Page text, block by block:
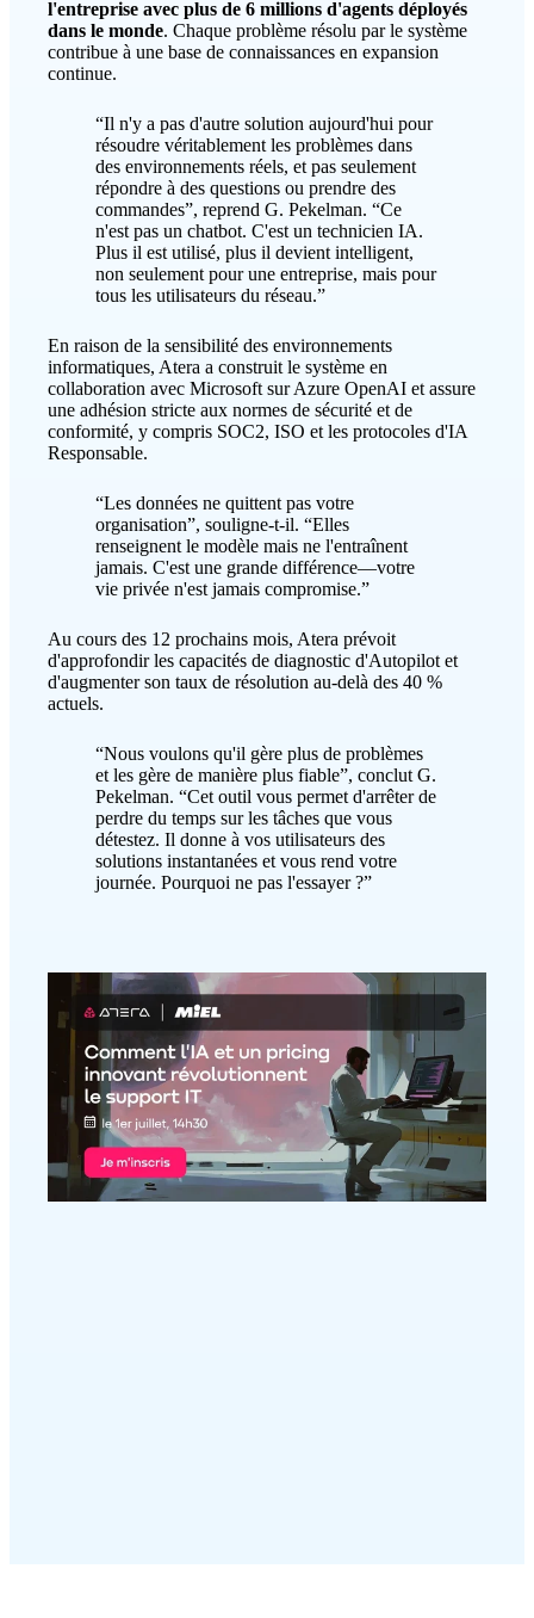
l'entreprise avec plus de 6 millions d'agents déployés
dans le monde. Chaque problème résolu par le système
contribue à une base de connaissances en expansion
continue.
“Il n'y a pas d'autre solution aujourd'hui pour
résoudre véritablement les problèmes dans
des environnements réels, et pas seulement
répondre à des questions ou prendre des
commandes”, reprend G. Pekelman. “Ce
n'est pas un chatbot. C'est un technicien IA.
Plus il est utilisé, plus il devient intelligent,
non seulement pour une entreprise, mais pour
tous les utilisateurs du réseau.”
En raison de la sensibilité des environnements
informatiques, Atera a construit le système en
collaboration avec Microsoft sur Azure OpenAI et assure
une adhésion stricte aux normes de sécurité et de
conformité, y compris SOC2, ISO et les protocoles d'IA
Responsable.
“Les données ne quittent pas votre
organisation”, souligne-t-il. “Elles
renseignent le modèle mais ne l'entraînent
jamais. C'est une grande différence—votre
vie privée n'est jamais compromise.”
Au cours des 12 prochains mois, Atera prévoit
d'approfondir les capacités de diagnostic d'Autopilot et
d'augmenter son taux de résolution au-delà des 40 %
actuels.
“Nous voulons qu'il gère plus de problèmes
et les gère de manière plus fiable”, conclut G.
Pekelman. “Cet outil vous permet d'arrêter de
perdre du temps sur les tâches que vous
détestez. Il donne à vos utilisateurs des
solutions instantanées et vous rend votre
journée. Pourquoi ne pas l'essayer ?”